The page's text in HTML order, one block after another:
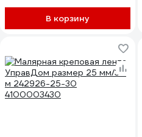
В корзину